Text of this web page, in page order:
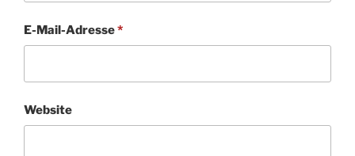
E-Mail-Adresse*
Website